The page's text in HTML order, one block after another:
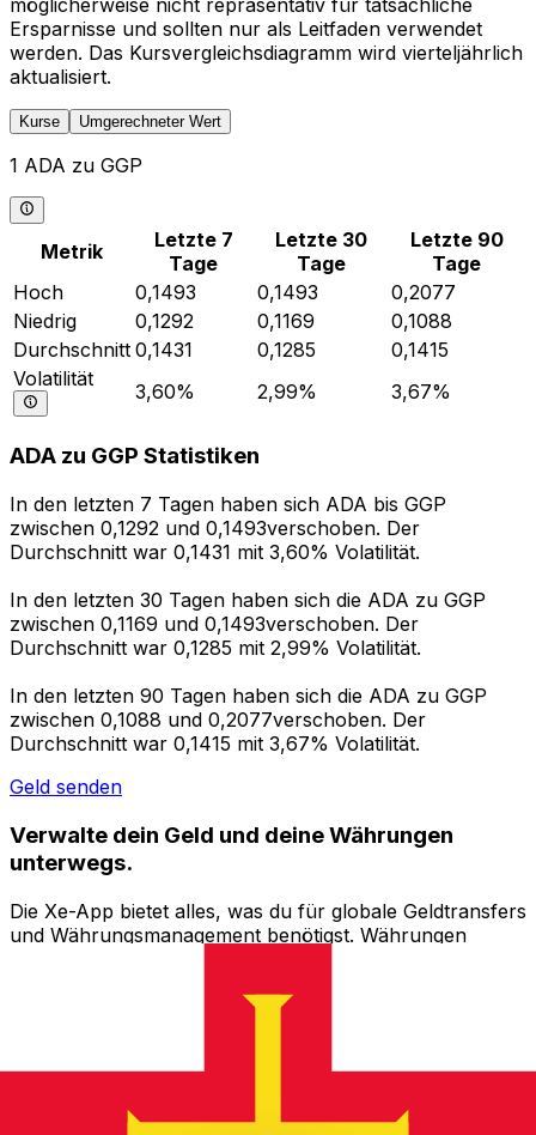
möglicherweise nicht repräsentativ für tatsächliche
Ersparnisse und sollten nur als Leitfaden verwendet
werden. Das Kursvergleichsdiagramm wird vierteljährlich
aktualisiert.
Kurse Umgerechneter Wert
1 ADA zu GGP
Metrik
Letzte 7
Tage
Letzte 30
Tage
Letzte 90
Tage
Hoch
0,1493 0,1493
0,2077
Niedrig
0,1292 0,1169
0,1088
Durchschnitt 0,1431 0,1285
0,1415
Volatilität
3,60% 2,99% 3,67%
ADA zu GGP Statistiken
In den letzten 7 Tagen haben sich ADA bis GGP
zwischen 0,1292 und 0,1493verschoben. Der
Durchschnitt war 0,1431 mit 3,60% Volatilität.
In den letzten 30 Tagen haben sich die ADA zu GGP
zwischen 0,1169 und 0,1493verschoben. Der
Durchschnitt war 0,1285 mit 2,99% Volatilität.
In den letzten 90 Tagen haben sich die ADA zu GGP
zwischen 0,1088 und 0,2077verschoben. Der
Durchschnitt war 0,1415 mit 3,67% Volatilität.
Geld senden
Verwalte dein Geld und deine Währungen
unterwegs.
Die Xe-App bietet alles, was du für globale Geldtransfers
und Währungsmanagement benötigst. Währungen
Gebühren. Heute herunterladen!